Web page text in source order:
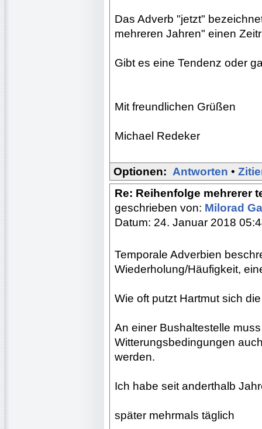
Das Adverb "jetzt"
mehreren Jahren" einen
Gibt es eine Tendenz oder
Mit freundlichen Grüßen
Michael Redeker
Optionen: Antworten •
Re: Reihenfolge mehrerer
geschrieben von: Milorad
Datum: 24. Januar 2018
Temporale Adverbien
Wiederholung/Häufigkeit,
Wie oft putzt Hartmut sich
An einer Bushaltestelle
Witterungsbedingungen
werden.
Ich habe seit anderthalb
später mehrmals täglich